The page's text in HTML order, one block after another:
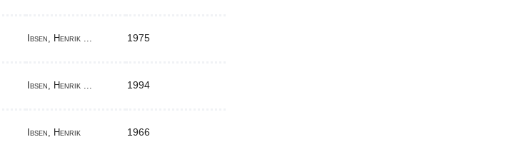
Ibsen, Henrik ... 1975
Ibsen, Henrik ... 1994
Ibsen, Henrik 1966